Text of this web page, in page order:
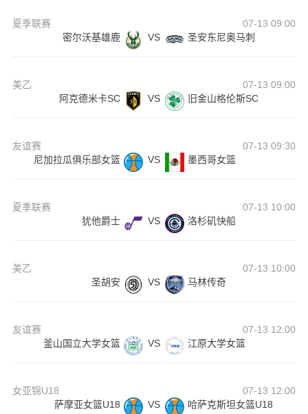
夏季联赛
07-13 09:00
密尔沃基雄鹿
VS 圣安东尼奥马刺
美乙
07-13 09:00
阿克德米卡SC
VS 旧金山格伦斯SC
友谊赛
07-13 09:30
尼加拉瓜俱乐部女篮
VS 墨西哥女篮
夏季联赛
07-13 10:00
犹他爵士
VS 洛杉矶快船
美乙
07-13 10:00
圣胡安
VS 马林传奇
友谊赛
07-13 12:00
釜山国立大学女篮
VS 江原大学女篮
女亚锦U18
07-13 12:00
萨摩亚女篮U18
VS 哈萨克斯坦女篮U18